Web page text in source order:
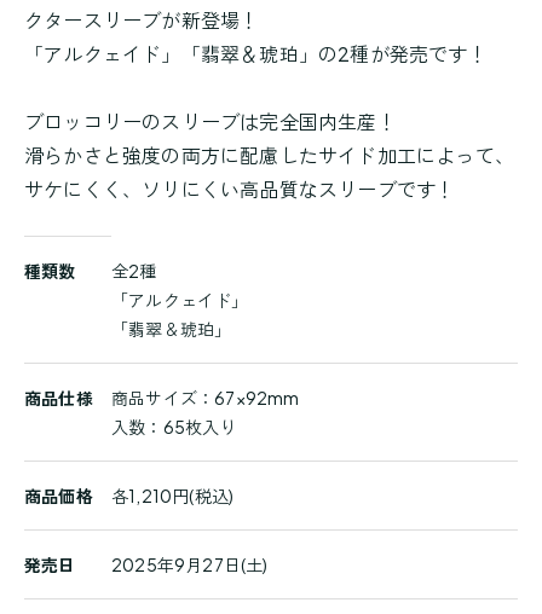
クタースリーブが新登場！
「アルクェイド」「翡翠＆琥珀」の2種が発売です！
ブロッコリーのスリーブは完全国内生産！
滑らかさと強度の両方に配慮したサイド加工によって、
サケにくく、ソリにくい高品質なスリーブです！
品
種類数
全2種
「アルクェイド」
「翡翠＆琥珀」
商品仕様
商品サイズ：67×92mm
入数：65枚入り
商品価格 各1,210円(税込)
発売日 2025年9月27日(土)